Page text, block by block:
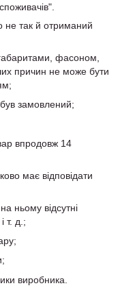
не так й отриманий
фасоном,
причин не може бути
замовлений;
впродовж 14
має відповідати
ньому відсутні
т. д.;
виробника.